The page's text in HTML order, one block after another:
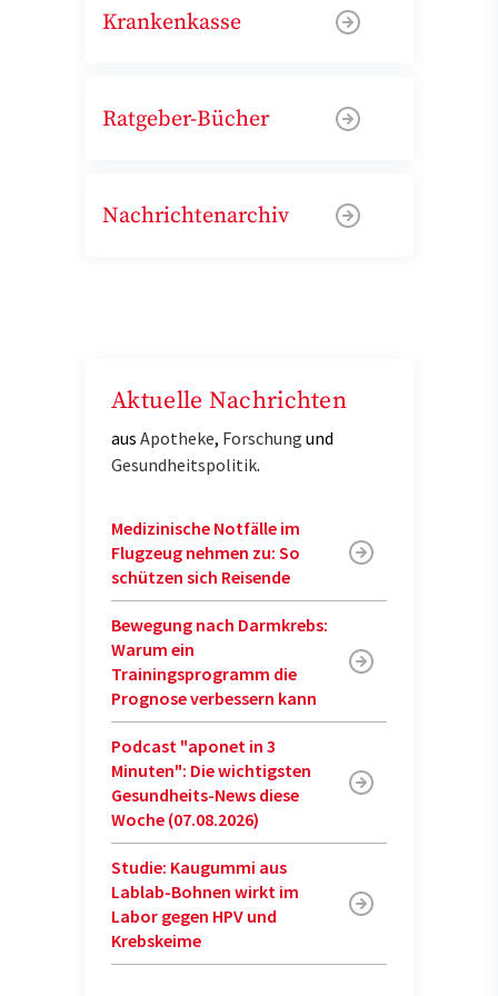
Krankenkasse
Ratgeber-Bücher
Nachrichtenarchiv
Aktuelle Nachrichten
aus Apotheke, Forschung und
Gesundheitspolitik.
Medizinische Notfälle im
Flugzeug nehmen zu: So
schützen sich Reisende
Bewegung nach Darmkrebs:
Warum ein
Trainingsprogramm die
Prognose verbessern kann
Podcast "aponet in 3
Minuten": Die wichtigsten
Gesundheits-News diese
Woche (07.08.2026)
Studie: Kaugummi aus
Lablab-Bohnen wirkt im
Labor gegen HPV und
Krebskeime